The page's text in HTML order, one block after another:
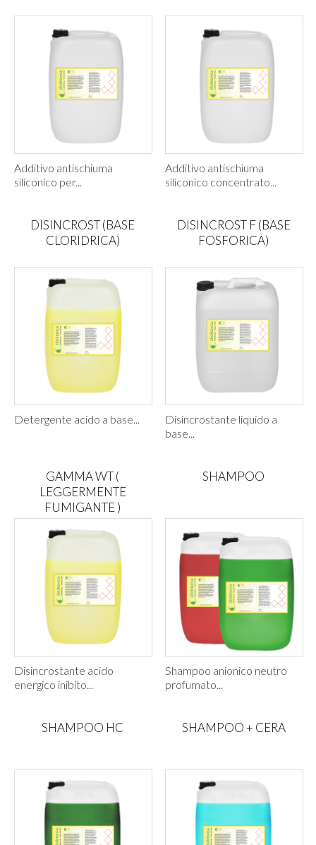
Additivo antischiuma
siliconico per...
Additivo antischiuma
siliconico concentrato...
DISINCROST (BASE
CLORIDRICA)
Detergente acido a base...
DISINCROST F (BASE
FOSFORICA)
Disincrostante liquido a
base...
GAMMA WT (
LEGGERMENTE
FUMIGANTE )
Disincrostante acido
energico inibito...
SHAMPOO
Shampoo anionico neutro
profumato...
SHAMPOO HC SHAMPOO + CERA